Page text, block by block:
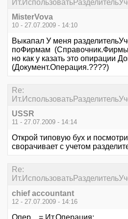
MisterVova
10 - 27.07.2009 - 14:10
Выкапал У меня
поФирмам
но как у казать это опирации
(Документ.Операция.????)
Re:
USSR
11 - 27.07.2009 - 14:14
Открой типовую бух и
сворачивает с учетом
Re:
chief accountant
12 - 27.07.2009 - 14:16
Опер = Ит.Операция;